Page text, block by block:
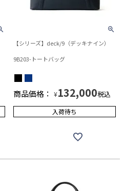
【シリーズ】deck/9（デッキナイン）
9B203-トートバッグ
商品価格： ¥132,000税込
入荷待ち